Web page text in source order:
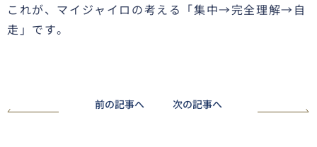
これが、マイジャイロの考える「集中→完全理解→自
走」です。
前の記事へ 次の記事へ